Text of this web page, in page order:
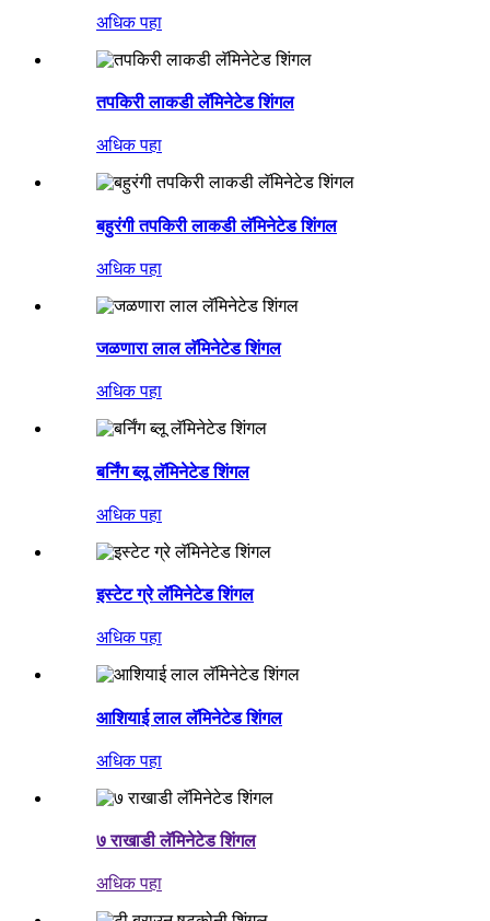
अधिक पहा
तपकिरी लाकडी लॅमिनेटेड शिंगल
अधिक पहा
बहुरंगी तपकिरी लाकडी लॅमिनेटेड शिंगल
अधिक पहा
जळणारा लाल लॅमिनेटेड शिंगल
अधिक पहा
बर्निंग ब्लू लॅमिनेटेड शिंगल
अधिक पहा
इस्टेट ग्रे लॅमिनेटेड शिंगल
अधिक पहा
आशियाई लाल लॅमिनेटेड शिंगल
अधिक पहा
७ राखाडी लॅमिनेटेड शिंगल
अधिक पहा